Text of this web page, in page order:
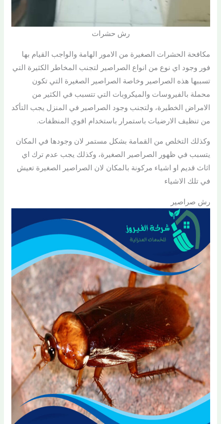
رش حشرات
مكافحة الحشرات الصغيرة من الامور الهامة والواجب القيام بها
فور وجود اي نوع من انواع الصراصير لتجنب المخاطر الكثيرة التي
تسببها هذه الصراصير وخاصة الصراصير الصغيرة التي تكون
محملة بالفيروسات والميكروبات التي تتسبب في الكثير من
الامراض الخطيرة، ولتجنب وجود الصراصير في المنزل يجب التأكد
من تنظيف الارضيات باستمرار باستخدام اقوي المنظفات.
وكذلك التخلص من القمامة بشكل مستمر لان وجودها في المكان
يتسبب في ظهور الصراصير الصغيرة، وكذلك يجب عدم ترك اي
اثاث قديم او اشياء مركونة بالمكان لان الصراصير الصغيرة تعيش
في تلك الاشياء
رش صراصير